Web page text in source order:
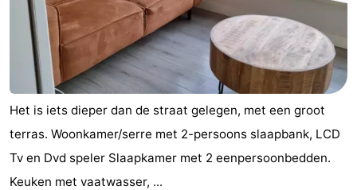
Buitenhof
Domburg
Hof
Domburg
-
Westhove
Hôtels
Last
Het is iets dieper dan de straat gelegen, met een groot
terras. Woonkamer/serre met 2-persoons slaapbank, LCD
Tv en Dvd speler Slaapkamer met 2 eenpersoonbedden.
Keuken met vaatwasser, ...